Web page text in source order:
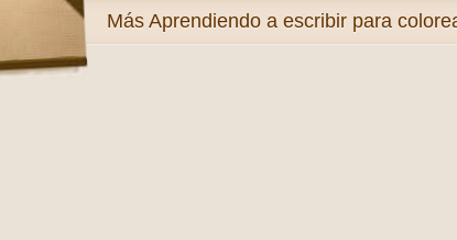
Más Aprendiendo a escribir para